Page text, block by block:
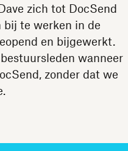
zich tot DocSend
bij te werken in de
en bijgewerkt.
wanneer
zonder dat we